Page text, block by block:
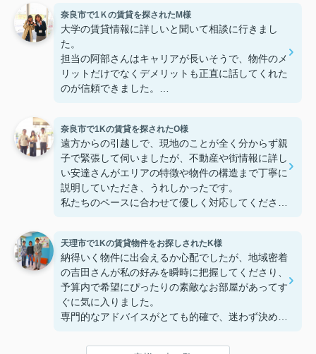
奈良市で1Ｋの賃貸を探されたM様
大学の賃貸情報に詳しいと聞いて相談に行きまし
た。
担当の阿部さんはキャリアが長いそうで、物件のメ
リットだけでなくデメリットも正直に話してくれた
のが信頼できました。
す。
奈良市で1Kの賃貸を探されたO様
遠方からの引越しで、現地のことが全く分からず親
子で緊張して伺いましたが、不動産や街情報に詳し
い安達さんがエリアの特徴や物件の構造まで丁寧に
説明していただき、うれしかったです。
私たちのペースに合わせて優しく対応してくださっ
り、感謝しています。安達さん、ありがとうござい
ました！
天理市で1Kの賃貸物件をお探しされたK様
納得いく物件に出会えるか心配でしたが、地域密着
の吉田さんが私の好みを瞬時に把握してくださり、
予算内で希望にぴったりの素敵なお部屋があってす
ぐに気に入りました。
専門的なアドバイスがとても的確で、迷わず決める
鍵の受け取りのときに、また元気(o・・o)/~お店に